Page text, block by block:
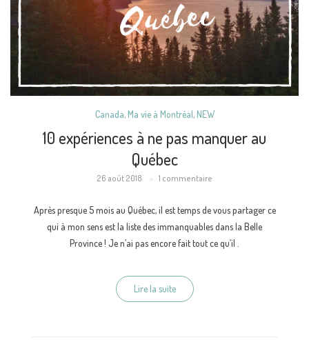
Canada, Ma vie à Montréal, NEW
10 expériences à ne pas manquer au
Québec
26 août 2018 1 commentaire
Après presque 5 mois au Québec, il est temps de vous partager ce
qui à mon sens est la liste des immanquables dans la Belle
Province ! Je n’ai pas encore fait tout ce qu’il .
Lire la suite